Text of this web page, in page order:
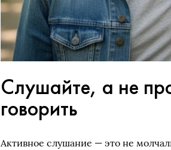
Слушайте, а не
говорить
Активное слушание — это не